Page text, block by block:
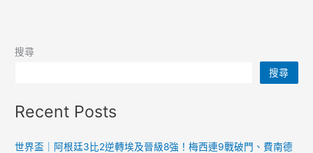
內
中
搜尋
搜尋
Recent Posts
世界盃｜阿根廷3比2逆轉埃及晉級8強！梅西連9戰破門、費南德